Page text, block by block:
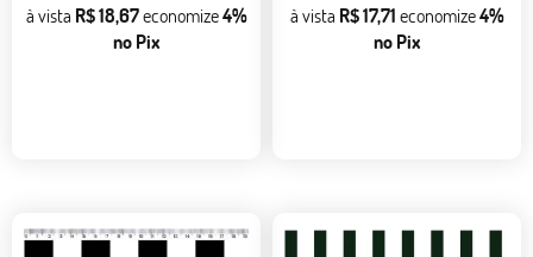
à vista R$ 18,67economize4%
no Pix
à vista R$ 17,71 economize4%
no Pix